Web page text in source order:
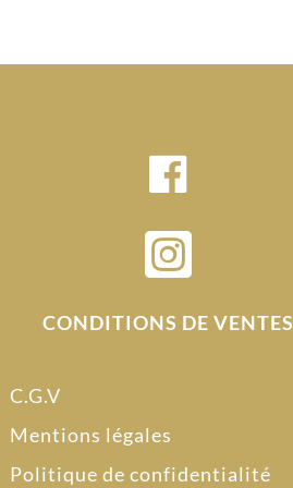

CONDITIONS DE VENTES
C.G.V
Mentions légales
Politique de confidentialité